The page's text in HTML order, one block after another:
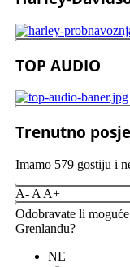
TOP AUDIO
Trenutno
Imamo 579 gostiju i
A- A A+
Odobravate li
Grenlandu?
NE